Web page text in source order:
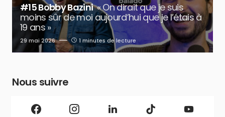
#15 Bobby Bazini « On dirait que je suis
moins sûr de moi aujourd’hui que je l’étais à
19 ans »
29 mai 2026 1 minutes de lecture
Nous suivre